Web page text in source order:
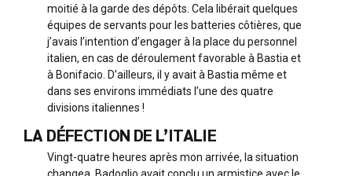
moitié à la garde des dépôts. Cela libérait quelques
équipes de servants pour les batteries côtières, que
j’avais l’intention d’engager à la place du personnel
italien, en cas de déroulement favorable à Bastia et
à Bonifacio. D’ailleurs, il y avait à Bastia même et
dans ses environs immédiats l’une des quatre
divisions italiennes !
LA DÉFECTION DE L’ITALIE
Vingt-quatre heures après mon arrivée, la situation